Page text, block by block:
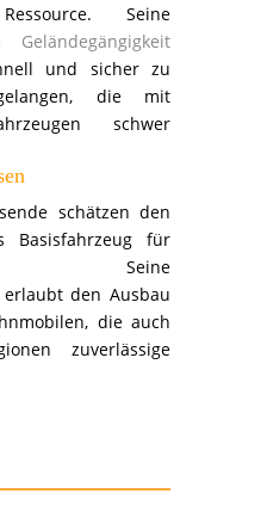
Seine
Geländegängigkeit
und sicher zu
die mit
schwer
schätzen den
Basisfahrzeug für
Seine
den Ausbau
die auch
zuverlässige